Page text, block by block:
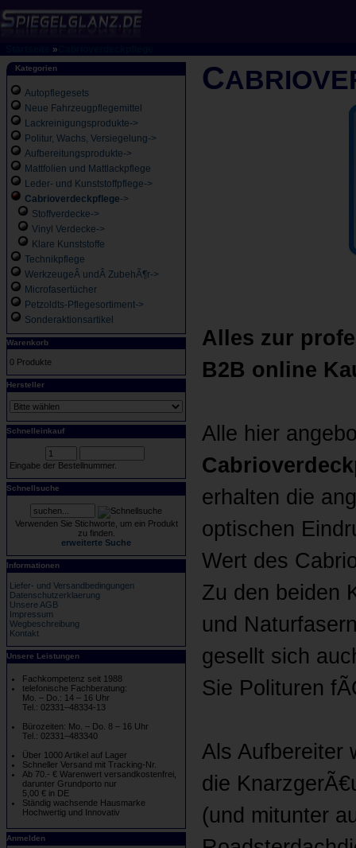
»
Kategorien
Autopflegesets
Neue Fahrzeugpflegemittel
Lackreinigungsprodukte->
Politur, Wachs, Versiegelung->
Aufbereitungsprodukte->
Mattfolien und Mattlackpflege
Leder- und Kunststoffpflege->
Cabrioverdeckpflege->
Stoffverdecke->
Vinyl Verdecke->
Klare Kunststoffe
Technikpflege
WerkzeugeÂ undÂ ZubehÃ¶r->
Microfasertücher
Petzoldts-Pflegesortiment->
Sonderaktionsartikel
Warenkorb
0 Produkte
Hersteller
Schnelleinkauf
Eingabe der Bestellnummer.
Schnellsuche
Verwenden Sie Stichworte, um ein Produkt
zu finden.
erweiterte Suche
Informationen
Liefer- und Versandbedingungen
Datenschutzerklaerung
Unsere AGB
Impressum
Wegbeschreibung
Kontakt
Unsere Leistungen
Fachkompetenz seit 1988
telefonische Fachberatung:
Mo. – Do.: 14 – 16 Uhr
Tel.: 02331–48334-13
Bürozeiten: Mo. – Do. 8 – 16 Uhr
Tel.: 02331–483340
Über 1000 Artikel auf Lager
Schneller Versand mit Tracking-Nr.
Ab 70.- € Warenwert versandkostenfrei,
darunter Grundporto nur
5,00 € in DE
Ständig wachsende Hausmarke
Hochwertig und Innovativ
Anmelden
C
Alles zur
B2B online
Alle hier
erhalten die
optischen
Wert des
Zu den beiden
und
gesellt sich
Sie Polituren
Als Aufbereiter
die
(und mitunter